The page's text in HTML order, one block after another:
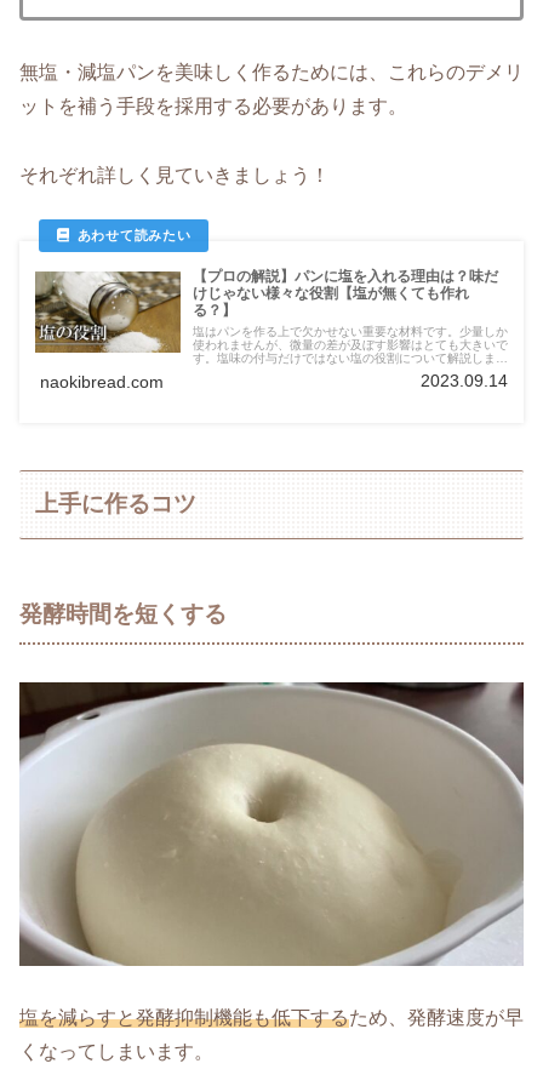
無塩・減塩パンを美味しく作るためには、これらのデメリ
ットを補う手段を採用する必要があります。
それぞれ詳しく見ていきましょう！
【プロの解説】パンに塩を入れる理由は？味だ
けじゃない様々な役割【塩が無くても作れ
る？】
塩はパンを作る上で欠かせない重要な材料です。少量しか
使われませんが、微量の差が及ぼす影響はとても大きいで
す。塩味の付与だけではない塩の役割について解説しま
naokibread.com 2023.09.14
上手に作るコツ
発酵時間を短くする
塩を減らすと発酵抑制機能も低下するため、発酵速度が早
くなってしまいます。